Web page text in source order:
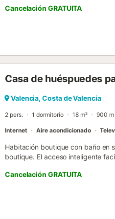
Cancelación GRATUITA
Casa de huéspuedes
Valencia, Costa de Valencia
2 pers. 1 dormitorio 18 m² 900 m
Internet Aire acondicionado
Habitación boutique con baño en
boutique. El acceso inteligente
la playa, con excelente conexión
dispone de zonas comunes y
estética. La habitación cuenta
Cancelación GRATUITA